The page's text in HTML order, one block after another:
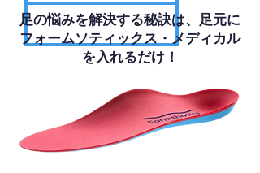
足の悩みを解決する秘訣は、足元に
フォームソティックス・メディカル
を入れるだけ！